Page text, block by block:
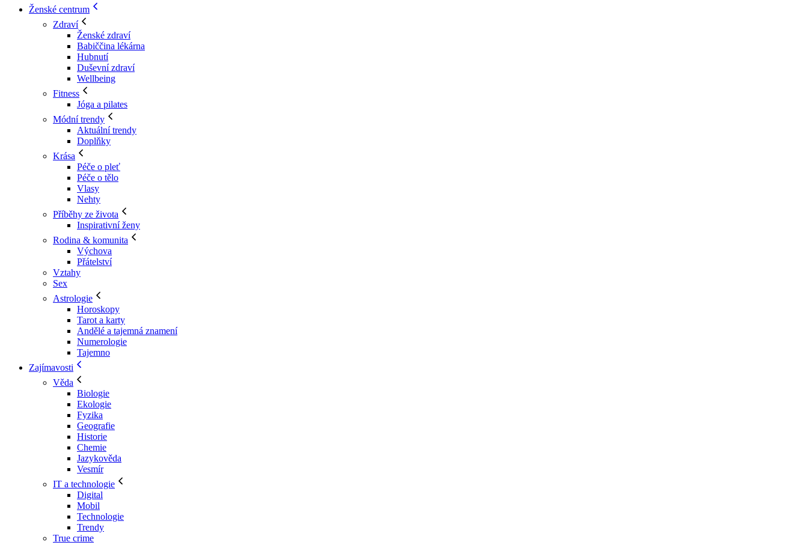
Ženské centrum
Zdraví
Ženské zdraví
Babiččina lékárna
Hubnutí
Duševní zdraví
Wellbeing
Fitness
Jóga a pilates
Módní trendy
Aktuální trendy
Doplňky
Krása
Péče o pleť
Péče o tělo
Vlasy
Nehty
Příběhy ze života
Inspirativní ženy
Rodina & komunita
Výchova
Přátelství
Vztahy
Sex
Astrologie
Horoskopy
Tarot a karty
Andělé a tajemná znamení
Numerologie
Tajemno
Zajímavosti
Věda
Biologie
Ekologie
Fyzika
Geografie
Historie
Chemie
Jazykověda
Vesmír
IT a technologie
Digital
Mobil
Technologie
Trendy
True crime